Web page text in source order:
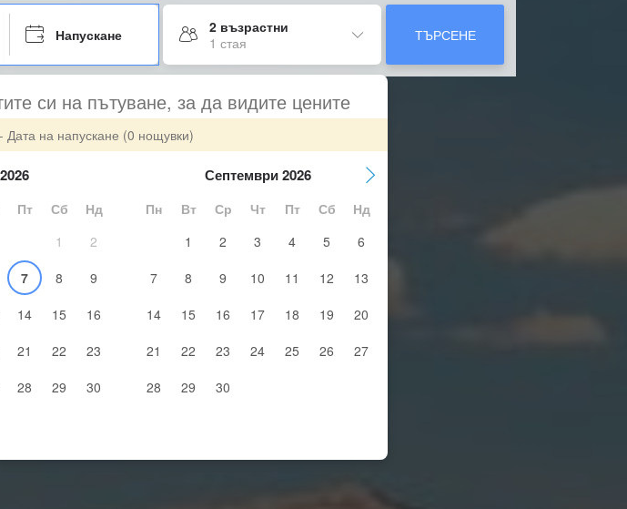
Напускане
2 възрастни
1 стая
ТЪРСЕНЕ
си на пътуване, за да видите цените
Дата на напускане (0 нощувки)
Пт Сб
Нд
1
2
7 8
9
14 15
16
21 22
23
28 29
30
Септември 2026
Пн Вт Ср Чт Пт Сб
Нд
1
2 3 4 5
6
7
8 9 10 11 12
13
14
15 16 17 18 19
20
21
22 23 24 25 26
27
28
29 30